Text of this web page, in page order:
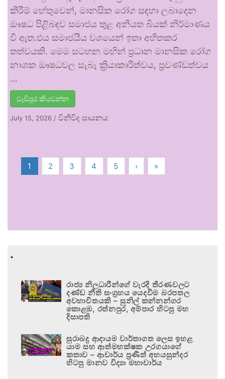
කිරීම් හේතුවෙන්, මානසික රෝග සඳහා ලබාදෙන
ඖෂධ පිළිබඳව සමාජය තුළ අනියත බියක් නිර්මාණය
වී ඇත.එය සමාජයීය වශයෙන් ඉතා අහිතකර
තත්වයකි. මෙම සටහන මඟින් ප්‍රධාන මානසික රෝග
නාශක ඖෂධවල සැබෑ ක්‍රියාකාරීත්වය, ප්‍රචණ්ඩත්වය
…
වැඩිපුර කියවන්න
July 15, 2026 / විනිවිද සායනය
1 2 3 4 5 › »
.
රාජ්‍ය නිලධාරීන්ගේ වැරදි තීරණවලට
දණ්ඩ නීති සංග්‍රහය යෙදවීම බරපතල
අවභාවිතයකි – සුනිල් කන්නන්ගර
කොළඹ, රත්නපුර, අම්පාර හිටපු මහ
දිසාපති
සුරාබදු ආදායම වාර්තාගත ලෙස ඉහළ
යාම සහ ආත්මභක්ෂක උරගයාගේ
කතාව – ආචාර්ය ප්‍රණීත් අභයසුන්දර
හිටපු මානව විද්‍යා මහාචාර්ය